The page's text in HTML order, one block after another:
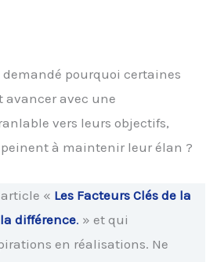
demandé pourquoi certaines
avancer avec une
vers leurs objectifs,
à maintenir leur élan ?
« Les Facteurs Clés de la
différence. » et qui
en réalisations. Ne